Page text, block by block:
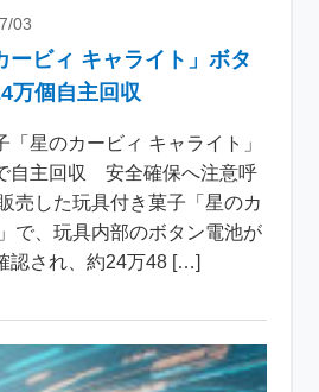
03
ービィ キャライト」ボタ
万個自主回収
星のカービィ キャライト」
自主回収 安全確保へ注意呼
売した玩具付き菓子「星のカ
で、玩具内部のボタン電池が
認され、約24万48 […]